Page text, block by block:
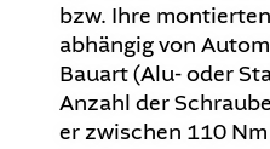
bzw. Ihre
abhängig von
Bauart (Alu- oder
Anzahl der
er zwischen 110